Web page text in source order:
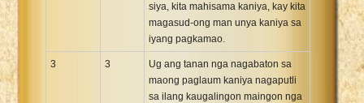
siya, kita mahisama kaniya, kay kita
magasud-ong man unya kaniya sa
iyang pagkamao.
3 3
Ug ang tanan nga nagabaton sa
maong paglaum kaniya nagaputli
sa ilang kaugalingon maingon nga